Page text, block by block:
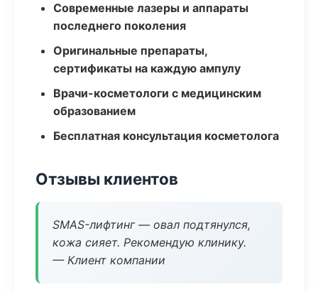
Современные лазеры и аппараты
последнего поколения
Оригинальные препараты,
сертификаты на каждую ампулу
Врачи-косметологи с медицинским
образованием
Бесплатная консультация косметолога
Отзывы клиентов
SMAS-лифтинг — овал подтянулся,
кожа сияет. Рекомендую клинику.
— Клиент компании